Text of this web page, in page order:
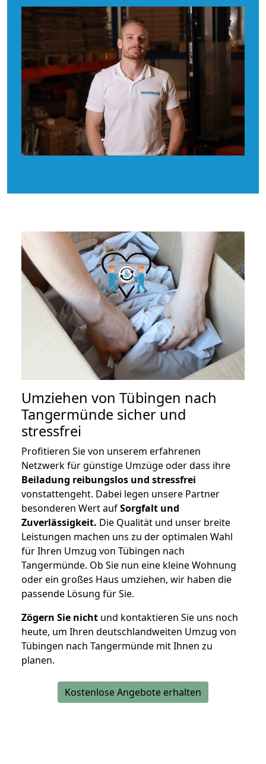
Umziehen von Tübingen nach
Tangermünde sicher und
stressfrei
Profitieren Sie von unserem erfahrenen
Netzwerk für günstige Umzüge oder dass ihre
Beiladung reibungslos und stressfrei
vonstattengeht. Dabei legen unsere Partner
besonderen Wert aufSorgfalt und
Zuverlässigkeit. Die Qualität und unser breite
Leistungen machen uns zu der optimalen Wahl
für Ihren Umzug von Tübingen nach
Tangermünde. Ob Sie nun eine kleine Wohnung
oder ein großes Haus umziehen, wir haben die
passende Lösung für Sie.
Zögern Sie nicht und kontaktieren Sie uns noch
heute, um Ihren deutschlandweiten Umzug von
Tübingen nach Tangermünde mit Ihnen zu
planen.
Kostenlose Angebote erhalten